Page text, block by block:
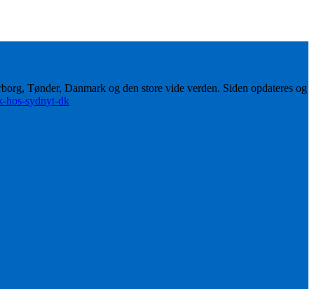
Tønder, Danmark og den store vide verden. Siden opdateres og
hos-sydnyt-dk